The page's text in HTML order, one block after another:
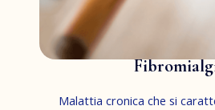
Malattia cronica che si